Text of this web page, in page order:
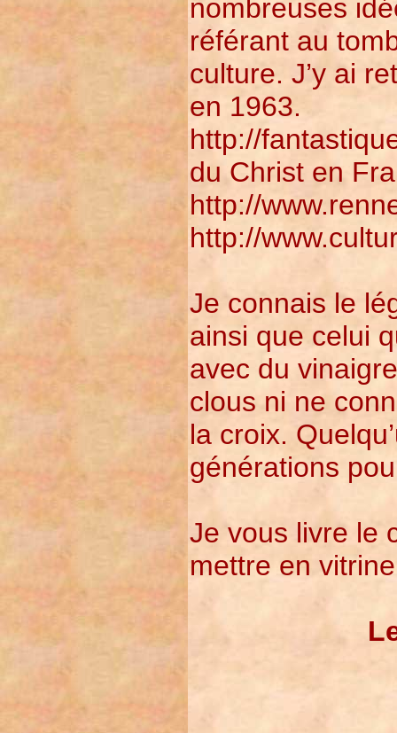
nombreuses
référant au
culture. J’y ai
en 1963.
http://
du Christ en
http://
http://
Je connais le
ainsi que celui
avec du
clous ni ne
la croix.
générations
Je vous livre le
mettre en